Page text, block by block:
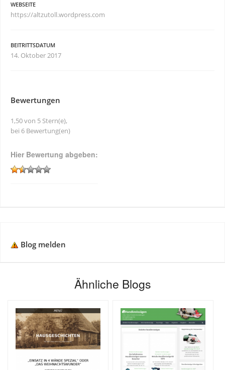
WEBSEITE
https://altzutoll.wordpress.com
BEITRITTSDATUM
14. Oktober 2017
Bewertungen
1,50 von 5 Stern(e),
bei 6 Bewertung(en)
Hier Bewertung abgeben:
Blog melden
Ähnliche Blogs